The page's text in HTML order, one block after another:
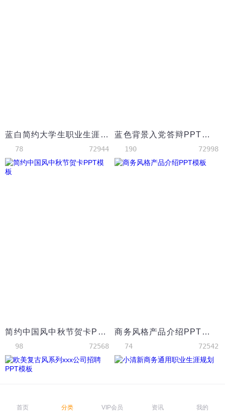
蓝白简约大学生职业生涯规划模板
78 72944
蓝色背景入党答辩PPT模板
190 72998
简约中国风中秋节贺卡PPT模板
98 72568
商务风格产品介绍PPT模板
74 72542
首页 分类 VIP会员 资讯 我的